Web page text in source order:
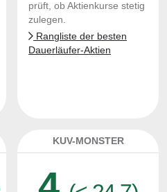
prüft, ob Aktienkurse stetig
zulegen.
Rangliste der besten
Dauerläufer-Aktien
KUV-MONSTER